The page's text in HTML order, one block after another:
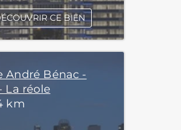
CE BIEN
André Bénac -
La réole
km